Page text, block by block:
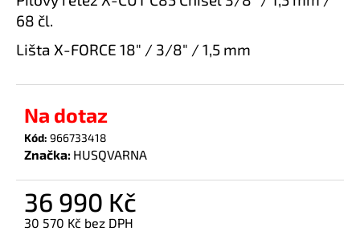
68 čl.
Lišta X-FORCE 18" / 3/8" / 1,5 mm
Na dotaz
Kód: 966733418
Značka: HUSQVARNA
36 990 Kč
30 570 Kč bez DPH
j
e
m